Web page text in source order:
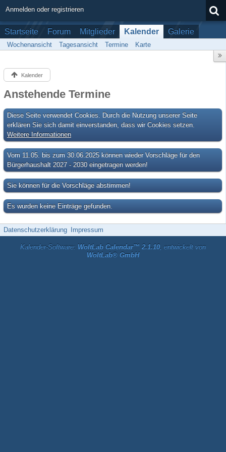
Anmelden oder registrieren
Startseite Forum Mitglieder Kalender Galerie
Wochenansicht Tagesansicht Termine Karte
Kalender
Anstehende Termine
Diese Seite verwendet Cookies. Durch die Nutzung unserer Seite
erklären Sie sich damit einverstanden, dass wir Cookies setzen.
Weitere Informationen
Vom 11.05. bis zum 30.06.2025 können wieder Vorschläge für den
Bürgerhaushalt 2027 - 2030 eingetragen werden!
Sie können für die Vorschläge abstimmen!
Es wurden keine Einträge gefunden.
Datenschutzerklärung Impressum
Kalender-Software: WoltLab Calendar™ 2.1.10, entwickelt von
WoltLab® GmbH